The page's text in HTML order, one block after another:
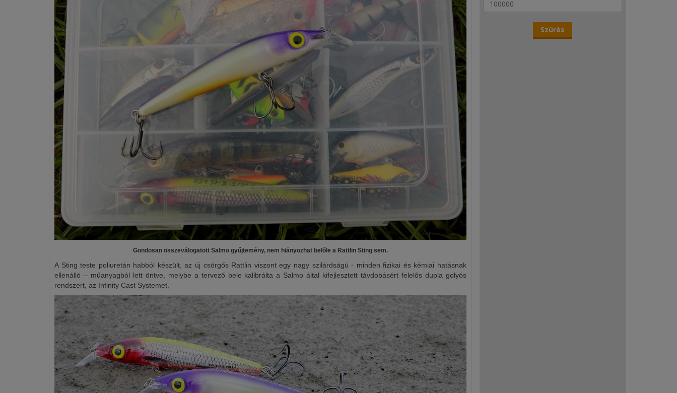
Gondosan összeválogatott Salmo gyűjtemény, nem hiányozhat belőle a Rattlin Sting sem.
A Sting teste poliuretán habból készült, az új csörgős Rattlin viszont egy nagy szilárdságú - minden fizikai és kémiai hatásnak
ellenálló – műanyagból lett öntve, melybe a tervező bele kalibrálta a Salmo által kifejlesztett távdobásért felelős dupla golyós
rendszert, az Infinity Cast Systemet.